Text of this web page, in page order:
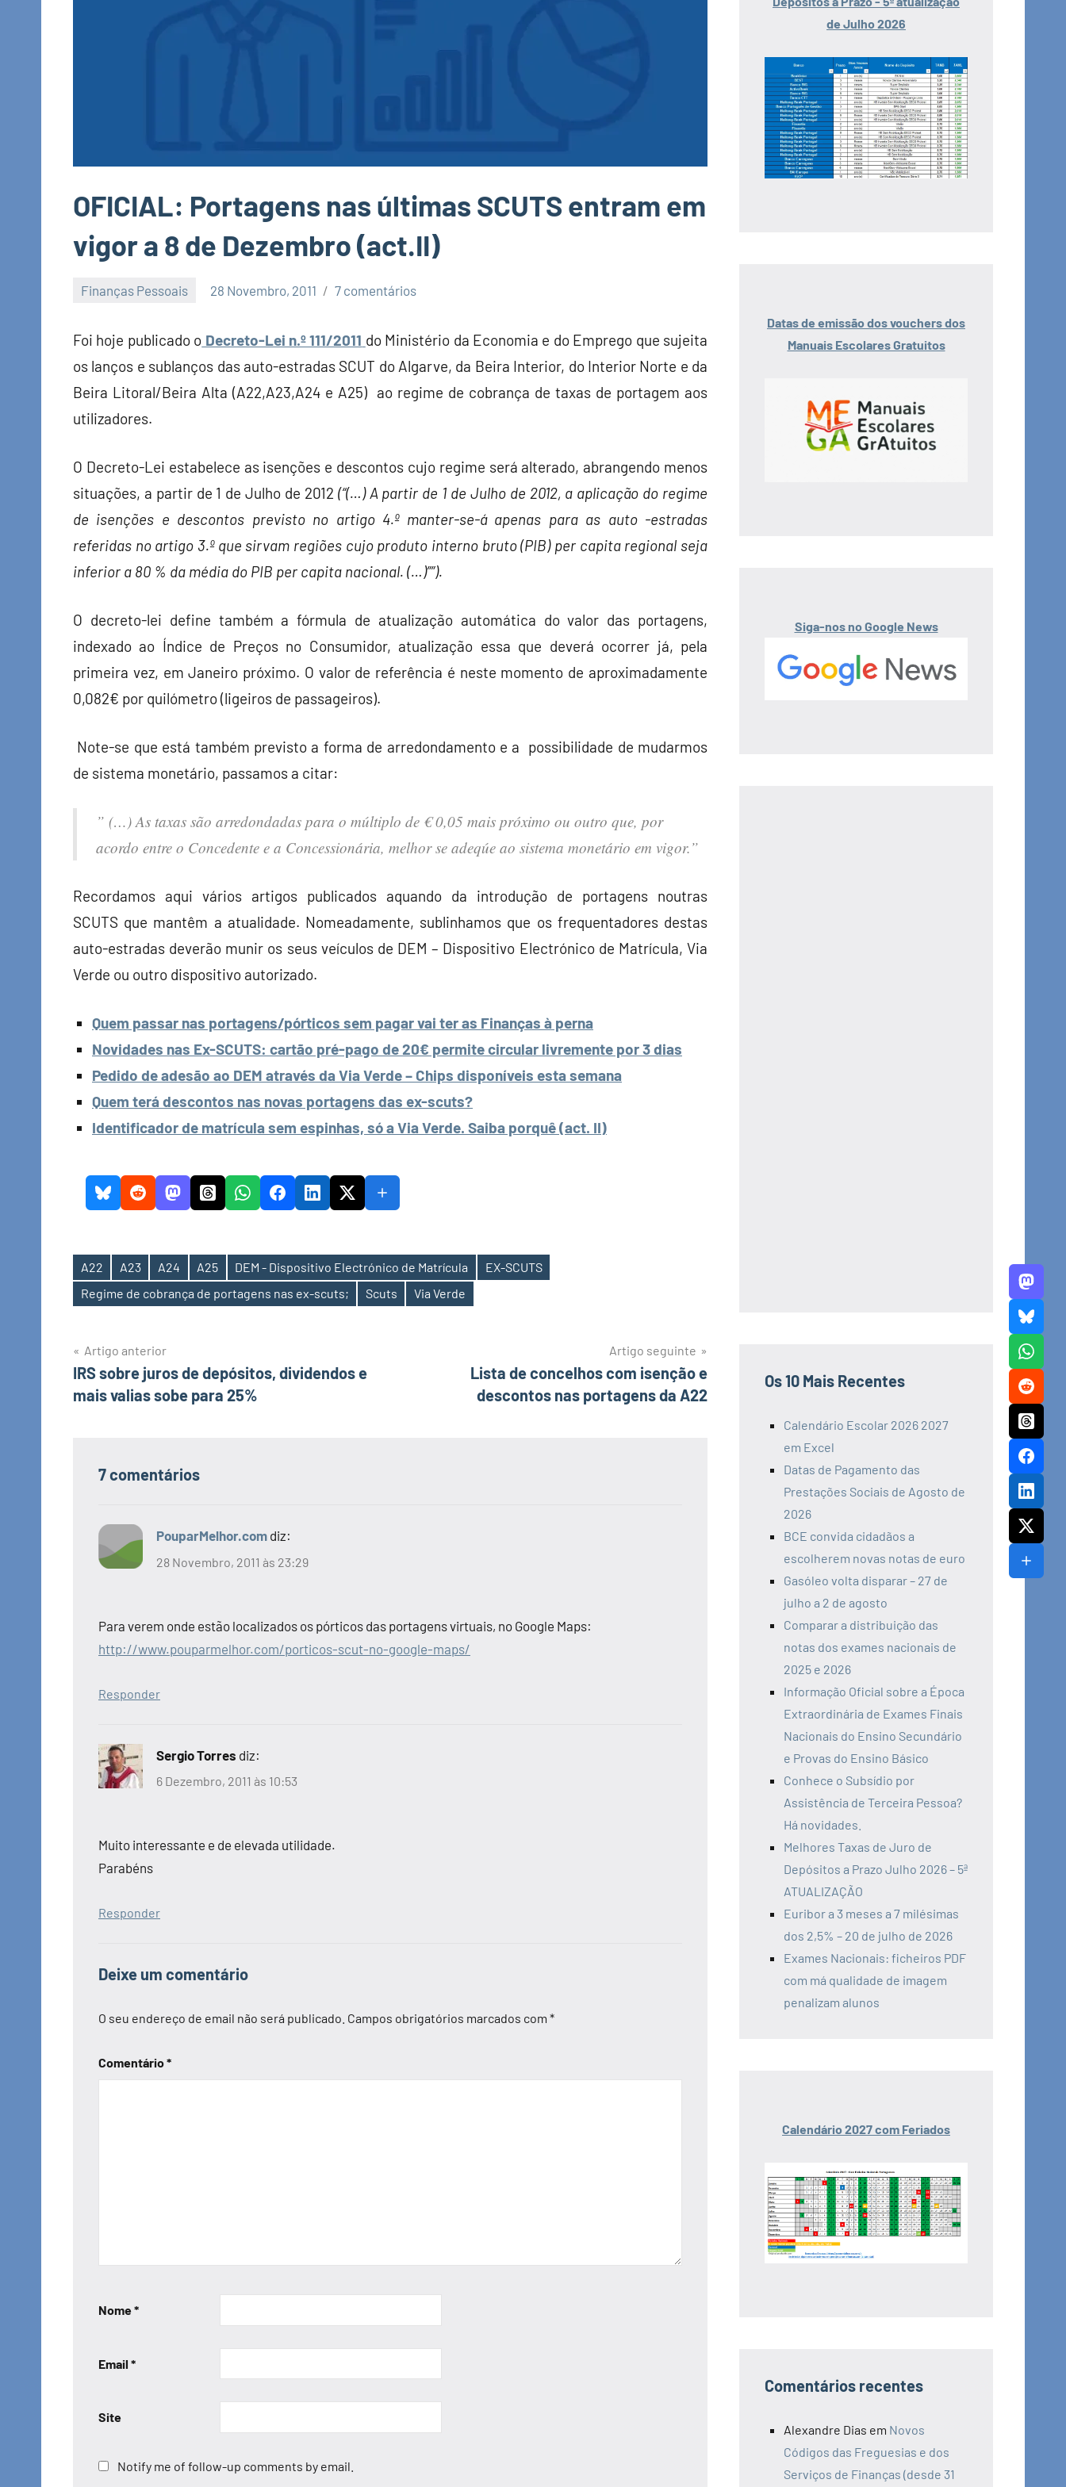
OFICIAL: Portagens nas últimas SCUTS entram em
vigor a 8 de Dezembro (act.II)
Finanças Pessoais 28 Novembro, 2011
Economia
Finanças
7 comentários
Foi hoje publicado o Decreto-Lei n.º 111/2011 do Ministério da Economia e do Emprego que sujeita
os lanços e sublanços das auto-estradas SCUT do Algarve, da Beira Interior, do Interior Norte e da
Beira Litoral/Beira Alta (A22,A23,A24 e A25) ao regime de cobrança de taxas de portagem aos
utilizadores.
O Decreto-Lei estabelece as isenções e descontos cujo regime será alterado, abrangendo menos
situações, a partir de 1 de Julho de 2012 (“(…) A partir de 1 de Julho de 2012, a aplicação do regime
de isenções e descontos previsto no artigo 4.º manter-se-á apenas para as auto -estradas
referidas no artigo 3.º que sirvam regiões cujo produto interno bruto (PIB) per capita regional seja
inferior a 80 % da média do PIB per capita nacional. (…)””).
O decreto-lei define também a fórmula de atualização automática do valor das portagens,
indexado ao Índice de Preços no Consumidor, atualização essa que deverá ocorrer já, pela
primeira vez, em Janeiro próximo. O valor de referência é neste momento de aproximadamente
0,082€ por quilómetro (ligeiros de passageiros).
Note-se que está também previsto a forma de arredondamento e a possibilidade de mudarmos
de sistema monetário, passamos a citar:
” (…) As taxas são arredondadas para o múltiplo de € 0,05 mais próximo ou outro que, por
acordo entre o Concedente e a Concessionária, melhor se adeqúe ao sistema monetário em vigor.”
Recordamos aqui vários artigos publicados aquando da introdução de portagens noutras
SCUTS que mantêm a atualidade. Nomeadamente, sublinhamos que os frequentadores destas
auto-estradas deverão munir os seus veículos de DEM – Dispositivo Electrónico de Matrícula, Via
Verde ou outro dispositivo autorizado.
Quem passar nas portagens/pórticos sem pagar vai ter as Finanças à perna
Novidades nas Ex-SCUTS: cartão pré-pago de 20€ permite circular livremente por 3 dias
Pedido de adesão ao DEM através da Via Verde – Chips disponíveis esta semana
Quem terá descontos nas novas portagens das ex-scuts?
Identificador de matrícula sem espinhas, só a Via Verde. Saiba porquê (act. II)
Etiquetas
A22 A23 A24 A25 DEM - Dispositivo Electrónico de Matrícula
EX-SCUTS
Regime de cobrança de portagens nas ex-scuts;
Scuts Via Verde
Navegação
de
Artigo anterior
IRS sobre juros de depósitos, dividendos e
mais valias sobe para 25%
Artigo seguinte
Lista de concelhos com isenção e
descontos nas portagens da A22
7 comentários
PouparMelhor.com diz:
28 Novembro, 2011 às 23:29
Para verem onde estão localizados os pórticos das portagens virtuais, no Google Maps:
http://www.pouparmelhor.com/porticos-scut-no-google-maps/
Responder
Sergio Torres diz:
6 Dezembro, 2011 às 10:53
Muito interessante e de elevada utilidade.
Parabéns
Responder
Deixe um comentário
O seu endereço de email não será publicado. Campos obrigatórios marcados com *
Comentário*
Nome*
Email *
Site
Notify me of follow-up comments by email.
de Julho 2026
Datas de emissão dos vouchers dos
Manuais Escolares Gratuitos
Siga-nos no Google News
Os 10 Mais Recentes
Calendário Escolar 2026 2027
em Excel
Datas de Pagamento das
Prestações Sociais de Agosto de
2026
BCE convida cidadãos a
escolherem novas notas de euro
Gasóleo volta disparar – 27 de
julho a 2 de agosto
Comparar a distribuição das
notas dos exames nacionais de
2025 e 2026
Informação Oficial sobre a Época
Extraordinária de Exames Finais
Nacionais do Ensino Secundário
e Provas do Ensino Básico
Conhece o Subsídio por
Assistência de Terceira Pessoa?
Há novidades.
Melhores Taxas de Juro de
Depósitos a Prazo Julho 2026 – 5ª
ATUALIZAÇÃO
Euribor a 3 meses a 7 milésimas
dos 2,5% – 20 de julho de 2026
Exames Nacionais: ficheiros PDF
com má qualidade de imagem
penalizam alunos
Calendário 2027 com Feriados
Comentários recentes
Alexandre Dias em Novos
Códigos das Freguesias e dos
Serviços de Finanças (desde 31